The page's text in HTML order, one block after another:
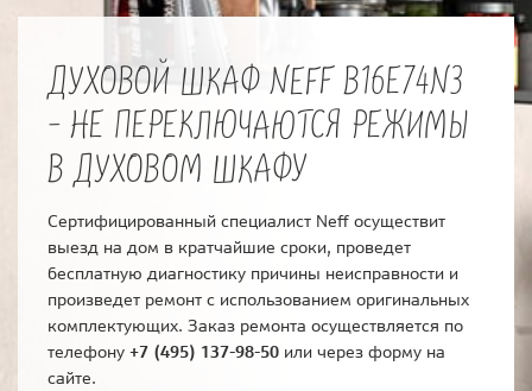
ДУХОВОЙ ШКАФ NEFF B16E74N3
- НЕ ПЕРЕКЛЮЧАЮТСЯ РЕЖИМЫ
В ДУХОВОМ ШКАФУ
Сертифицированный специалист Neff осуществит
выезд на дом в кратчайшие сроки, проведет
бесплатную диагностику причины неисправности и
произведет ремонт с использованием оригинальных
комплектующих. Заказ ремонта осуществляется по
телефону +7 (495) 137-98-50 или через форму на
сайте.